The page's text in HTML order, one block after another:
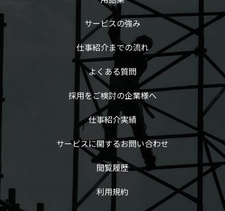
サービスの強み
仕事紹介までの流れ
よくある質問
採用をご検討の企業様へ
仕事紹介実績
サービスに関するお問い合わせ
閲覧履歴
利用規約